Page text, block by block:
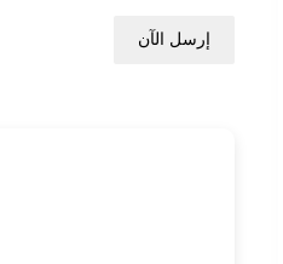
إرسل الآن